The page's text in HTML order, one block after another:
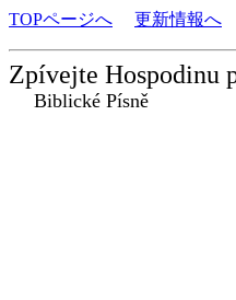
TOPページへ 更新情報へ
Zpívejte Hospodinu
Biblické Písně